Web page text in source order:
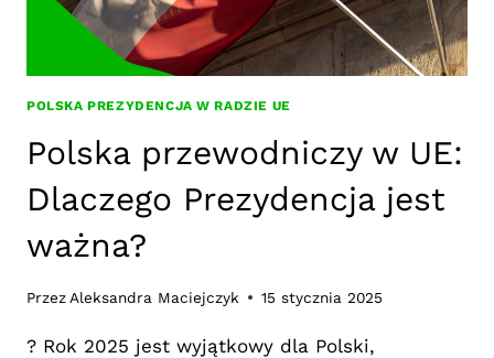
POLSKA PREZYDENCJA W RADZIE UE
Polska przewodniczy w UE:
Dlaczego Prezydencja jest
ważna?
Przez Aleksandra Maciejczyk 15 stycznia 2025
? Rok 2025 jest wyjątkowy dla Polski,